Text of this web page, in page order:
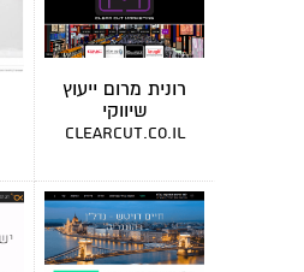
רונית מרום ייעוץ
שיווקי
clearcut.co.il